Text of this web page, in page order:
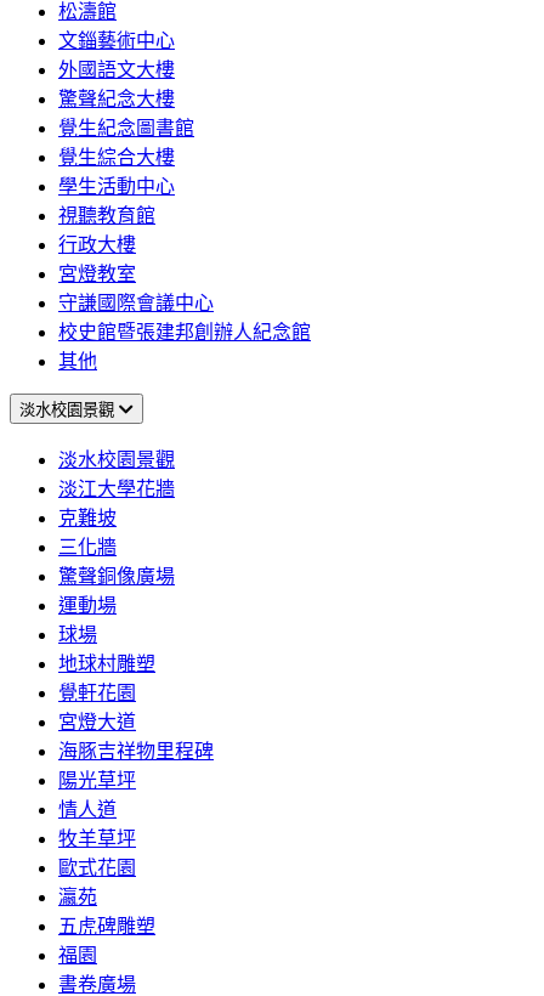
松濤館
文錙藝術中心
外國語文大樓
驚聲紀念大樓
覺生紀念圖書館
覺生綜合大樓
學生活動中心
視聽教育館
行政大樓
宮燈教室
守謙國際會議中心
校史館暨張建邦創辦人紀念館
其他
淡水校園景觀
淡水校園景觀
淡江大學花牆
克難坡
三化牆
驚聲銅像廣場
運動場
球場
地球村雕塑
覺軒花園
宮燈大道
海豚吉祥物里程碑
陽光草坪
情人道
牧羊草坪
歐式花園
瀛苑
五虎碑雕塑
福園
書卷廣場